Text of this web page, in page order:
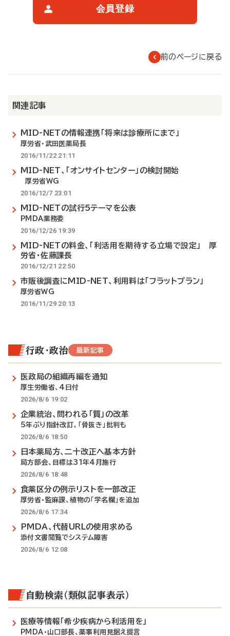
会員登録
前のページに戻る
関連記事
MID-NETの情報連携「将来は診療所にまで」
厚労省・武田医薬局長
2016/11/22 21:11
MID-NET、「オンサイトセンター」の検討開始
厚労省WG
2016/12/7 23:01
MID-NETの試行5テーマを公表
PMDA業務委
2016/12/26 19:39
MID-NETの料金、「利活用を期待する立場で設定」 厚
労省・佐藤課長
2016/12/21 22:50
市販後調査にMID-NET、利用料は「フラットプラン」
厚労省WG
2016/11/29 20:13
行政・政治 最新記事
医政局の組織再編を通知
厚生労働省、4日付
2026/8/6 19:02
企業統治、問われる「質」の改革
5年ぶり指針改訂、「骨抜き」批判も
2026/8/6 18:50
日本薬局方、二十改正へ基本方針
局方部会、目標は31年4月施行
2026/8/6 18:48
食薬区分の例示リストを一部改正
厚労省・監麻課、植物の「学名欄」を追加
2026/8/6 17:34
PMDA、代替URLの使用求める
添付文書閲覧でシステム障害
2026/8/6 12:08
自動検索（類似記事表示）
医療等情報「希少疾病から利活用を」
PMDA・山口部長、薬事利用見据え提言